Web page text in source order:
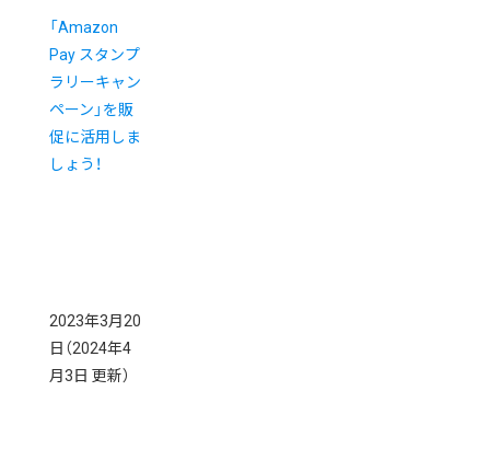
「Amazon
Pay スタンプ
ラリーキャン
ペーン」を販
促に活用しま
しょう！
2023年3月20
日 （2024年4
月3日 更新）